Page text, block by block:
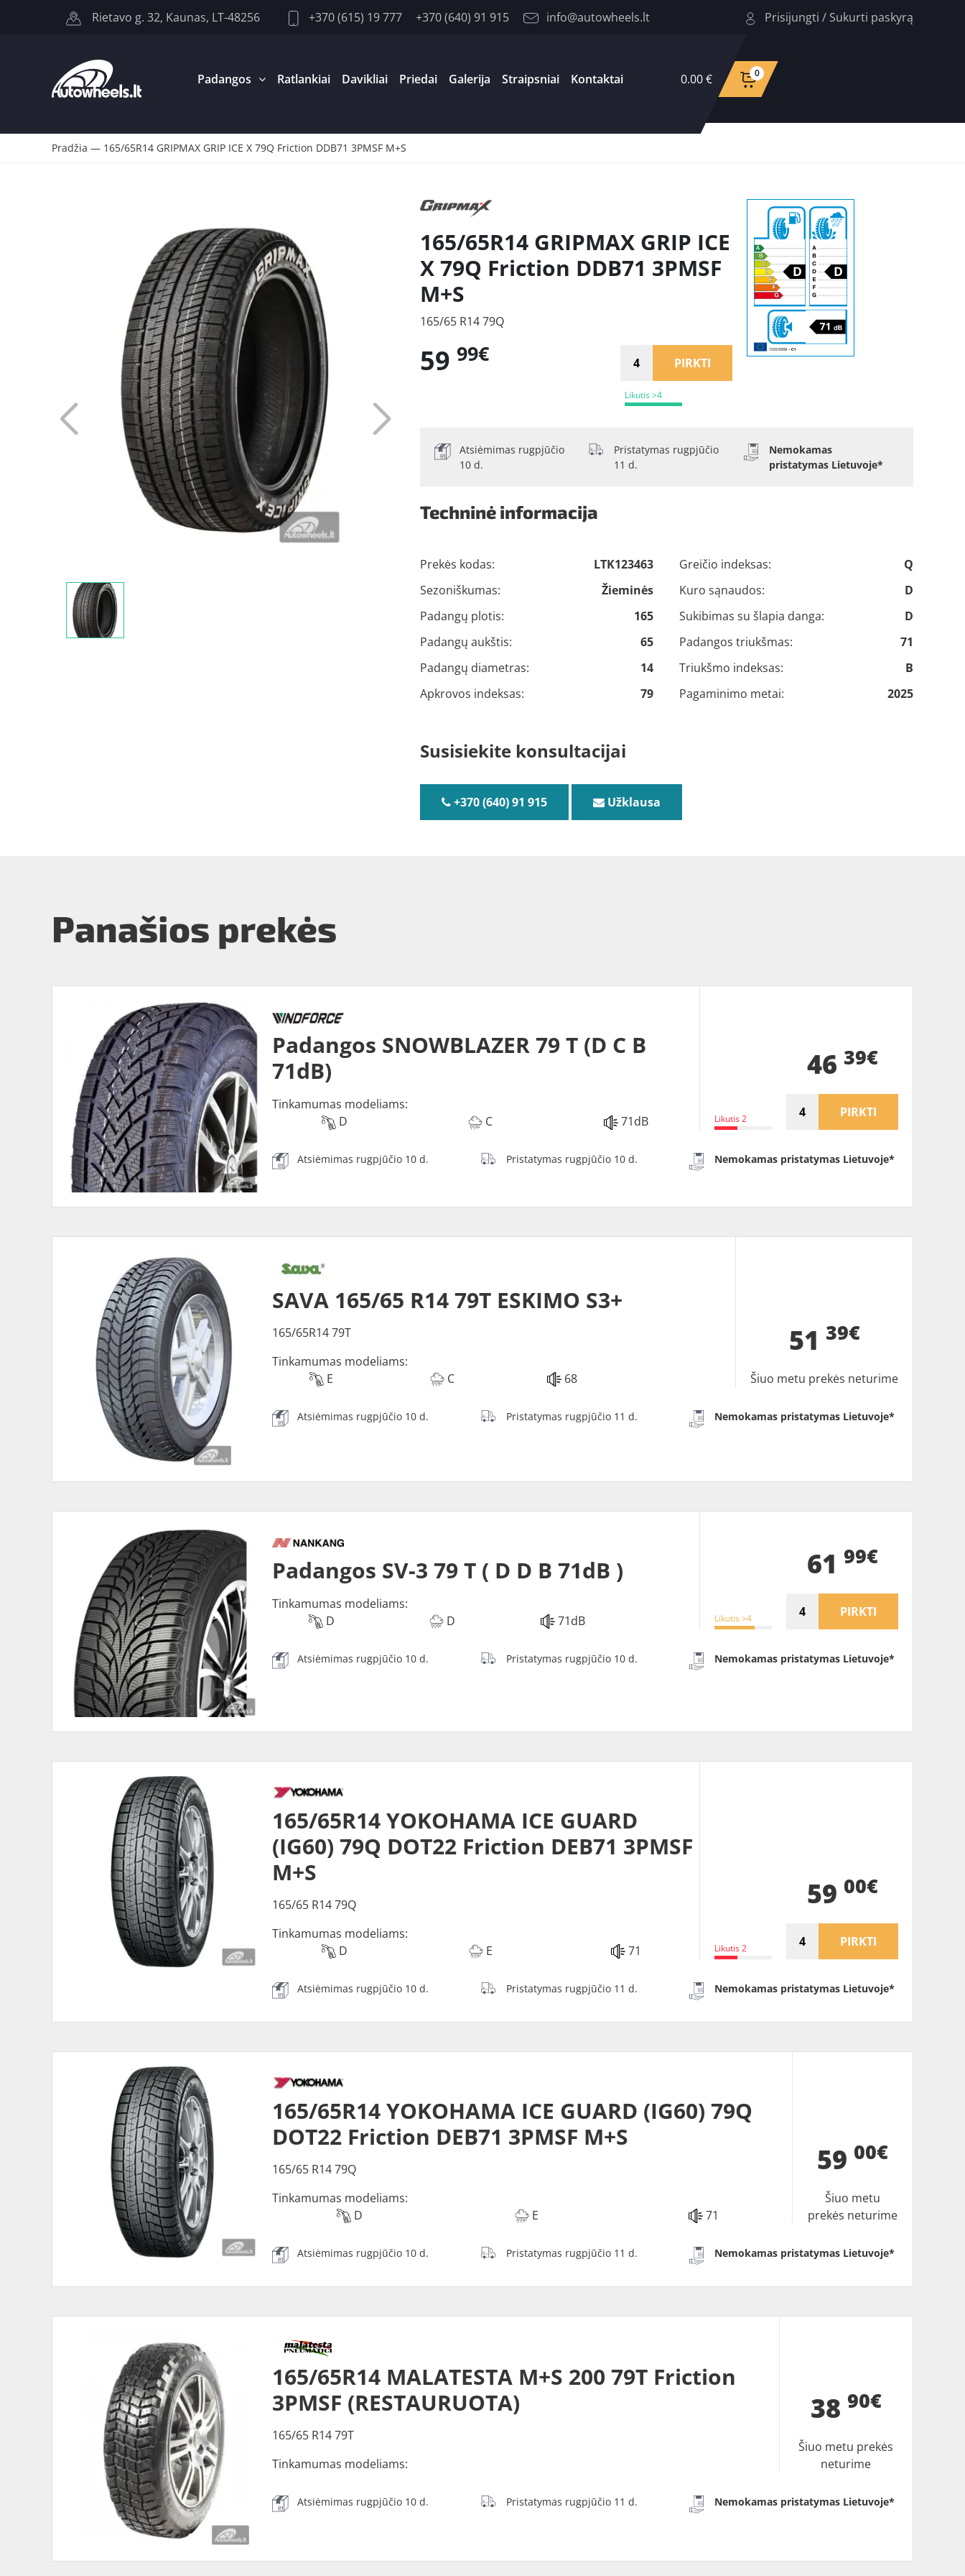
Rietavo g. 32, Kaunas, LT-48256 +370 (615) 19 777 +370 (640) 91 915 info@autowheels.lt Prisijungti / Sukurti paskyrą
Padangos Ratlankiai Davikliai Priedai Galerija Straipsniai Kontaktai 0.00 € 0
Pradžia — 165/65R14 GRIPMAX GRIP ICE X 79Q Friction DDB71 3PMSF M+S
165/65R14 GRIPMAX GRIP ICE
X 79Q Friction DDB71 3PMSF
M+S
165/65 R14 79Q
Likutis >4
59 99€ PIRKTI
Atsiėmimas rugpjūčio
10 d.
Pristatymas rugpjūčio
11 d.
Nemokamas
pristatymas Lietuvoje*
Techninė informacija
Prekės kodas:
LTK123463
Sezoniškumas:
Žieminės
Padangų plotis:
165
Padangų aukštis:
65
Padangų diametras:
14
Apkrovos indeksas:
79
Greičio indeksas:
Q
Kuro sąnaudos:
D
Sukibimas su šlapia danga:
D
Padangos triukšmas:
71
Triukšmo indeksas:
B
Pagaminimo metai:
2025
Susisiekite konsultacijai
+370 (640) 91 915 Užklausa
Panašios prekės
Padangos SNOWBLAZER 79 T (D C B
71dB)
Tinkamumas modeliams:
D
C 71dB Likutis 2
46 39€
PIRKTI
Atsiėmimas rugpjūčio 10 d. Pristatymas rugpjūčio 10 d. Nemokamas pristatymas Lietuvoje*
SAVA 165/65 R14 79T ESKIMO S3+
165/65R14 79T
Tinkamumas modeliams:
E
C 68
51 39€
Šiuo metu prekės neturime
Atsiėmimas rugpjūčio 10 d. Pristatymas rugpjūčio 11 d. Nemokamas pristatymas Lietuvoje*
Padangos SV-3 79 T ( D D B 71dB )
Tinkamumas modeliams:
D
D 71dB Likutis >4
61 99€
PIRKTI
Atsiėmimas rugpjūčio 10 d. Pristatymas rugpjūčio 10 d. Nemokamas pristatymas Lietuvoje*
165/65R14 YOKOHAMA ICE GUARD
(IG60) 79Q DOT22 Friction DEB71 3PMSF
M+S
165/65 R14 79Q
Tinkamumas modeliams:
D
E 71 Likutis 2
59 00€
PIRKTI
Atsiėmimas rugpjūčio 10 d. Pristatymas rugpjūčio 11 d. Nemokamas pristatymas Lietuvoje*
165/65R14 YOKOHAMA ICE GUARD (IG60) 79Q
DOT22 Friction DEB71 3PMSF M+S
165/65 R14 79Q
Tinkamumas modeliams:
D
E 71
59 00€
Šiuo metu
prekės neturime
Atsiėmimas rugpjūčio 10 d. Pristatymas rugpjūčio 11 d. Nemokamas pristatymas Lietuvoje*
165/65R14 MALATESTA M+S 200 79T Friction
3PMSF (RESTAURUOTA)
165/65 R14 79T
Tinkamumas modeliams:
38 90€
Šiuo metu prekės
neturime
Atsiėmimas rugpjūčio 10 d. Pristatymas rugpjūčio 11 d. Nemokamas pristatymas Lietuvoje*